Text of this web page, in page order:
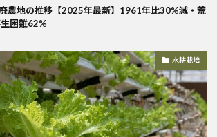
農地の推移【2025年最新】1961年比30%減・荒
困難62%
水耕栽培